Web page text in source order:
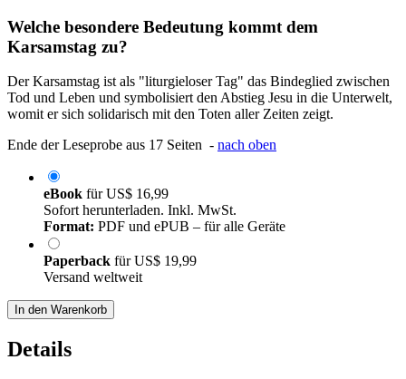
Welche besondere Bedeutung kommt dem
Karsamstag zu?
Der Karsamstag ist als "liturgieloser Tag" das Bindeglied zwischen
Tod und Leben und symbolisiert den Abstieg Jesu in die Unterwelt,
womit er sich solidarisch mit den Toten aller Zeiten zeigt.
Ende der Leseprobe aus 17 Seiten - nach oben
eBook fürUS$ 16,99
Sofort herunterladen. Inkl. MwSt.
Format: PDF und ePUB – für alle Geräte
Paperback fürUS$ 19,99
Versand weltweit
In den Warenkorb
Details